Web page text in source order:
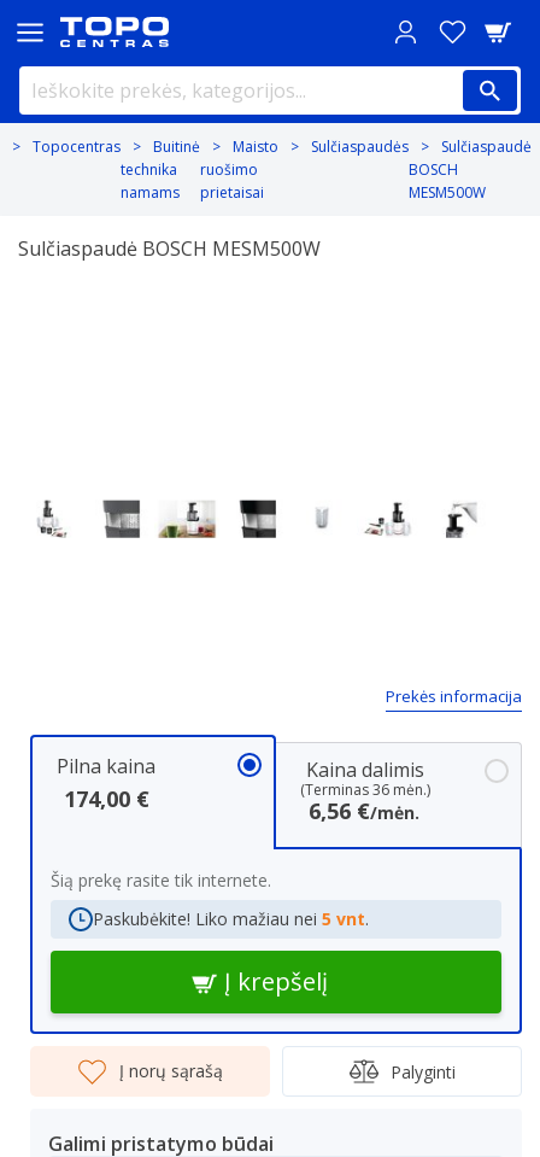
Topocentras
Buitinė
technika
namams
Maisto
ruošimo
prietaisai
Sulčiaspaudės
Sulčiaspaudė
BOSCH
MESM500W
Sulčiaspaudė BOSCH MESM500W
Prekės informacija
Pilna kaina
174,00 €
Kaina dalimis
(Terminas 36 mėn.)
6,56 €/mėn.
Šią prekę rasite tik internete.
Paskubėkite! Liko mažiau nei 5 vnt.
Į krepšelį
Į norų sąrašą Palyginti
Galimi pristatymo būdai